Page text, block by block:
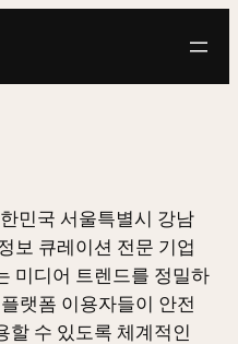
민국 서울특별시 강남
보 큐레이션 전문 기업
미디어 트렌드를 정밀하
플랫폼 이용자들이 안전
할 수 있도록 체계적인